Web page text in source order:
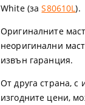
White (заS80610L).
Оригиналните
неоригинални
извън гаранция.
От друга страна, с
изгодните цени,